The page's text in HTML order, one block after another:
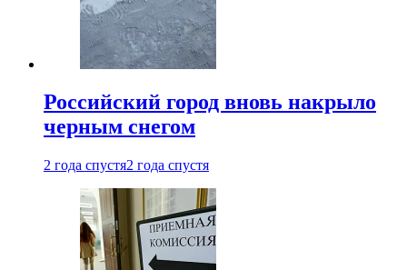
Российский город вновь накрыло
черным снегом
2 года спустя2 года спустя